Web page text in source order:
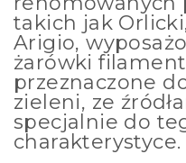
takich jak
Arigio,
żarówki
przeznaczone
zieleni, ze
specjalnie do
charakterystyce.